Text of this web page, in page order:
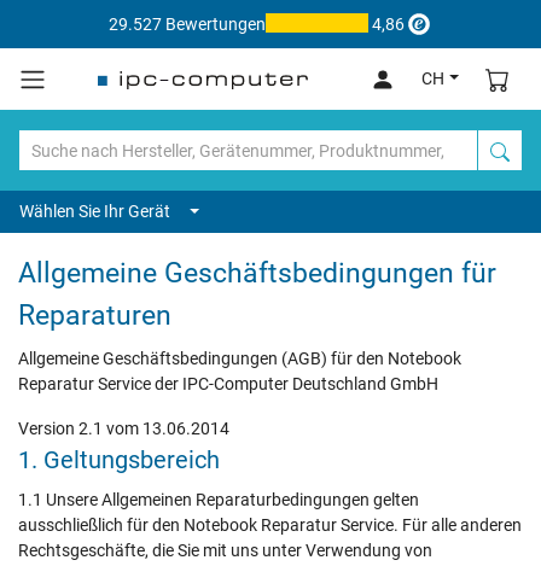
29.527 Bewertungen 4,86
CH
Wählen Sie Ihr Gerät
Allgemeine Geschäftsbedingungen für
Reparaturen
Allgemeine Geschäftsbedingungen (AGB) für den Notebook
Reparatur Service der IPC-Computer Deutschland GmbH
Version 2.1 vom 13.06.2014
1. Geltungsbereich
1.1 Unsere Allgemeinen Reparaturbedingungen gelten
ausschließlich für den Notebook Reparatur Service. Für alle anderen
Rechtsgeschäfte, die Sie mit uns unter Verwendung von